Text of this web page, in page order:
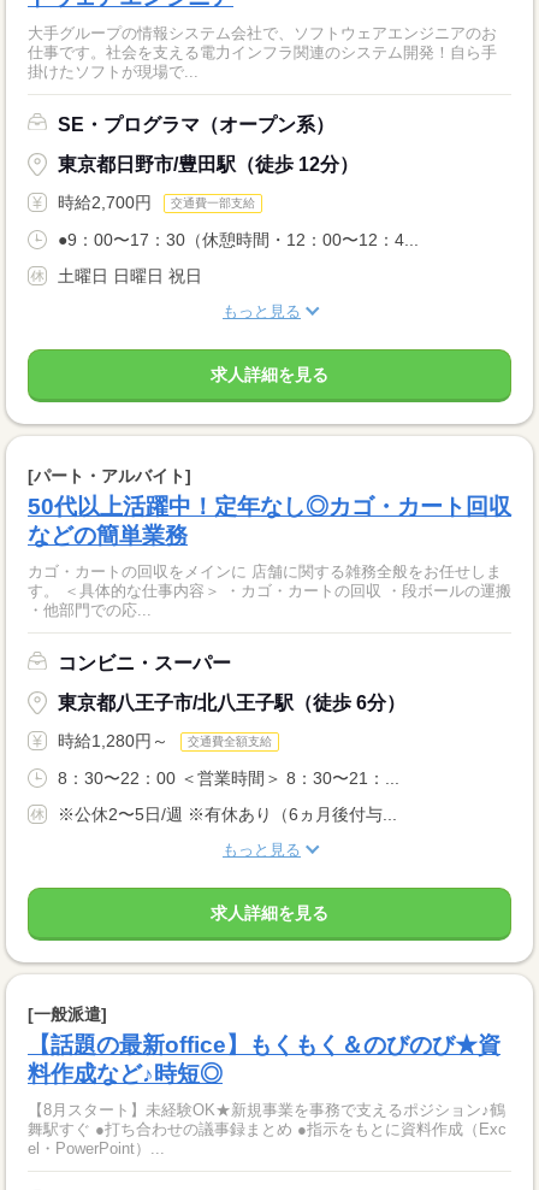
大手グループの情報システム会社で、ソフトウェアエンジニアのお
仕事です。社会を支える電力インフラ関連のシステム開発！自ら手
掛けたソフトが現場で...
SE・プログラマ（オープン系）
東京都日野市/豊田駅（徒歩 12分）
時給2,700円 交通費一部支給
●9：00〜17：30（休憩時間・12：00〜12：4...
土曜日 日曜日 祝日
もっと見る
求人詳細を見る
[パート・アルバイト]
50代以上活躍中！定年なし◎カゴ・カート回収
などの簡単業務
カゴ・カートの回収をメインに 店舗に関する雑務全般をお任せしま
す。 ＜具体的な仕事内容＞ ・カゴ・カートの回収 ・段ボールの運搬
・他部門での応...
コンビニ・スーパー
東京都八王子市/北八王子駅（徒歩 6分）
時給1,280円～ 交通費全額支給
8：30〜22：00 ＜営業時間＞ 8：30〜21：...
※公休2〜5日/週 ※有休あり（6ヵ月後付与...
もっと見る
求人詳細を見る
[一般派遣]
【話題の最新office】もくもく＆のびのび★資
料作成など♪時短◎
【8月スタート】未経験OK★新規事業を事務で支えるポジション♪鶴
舞駅すぐ ●打ち合わせの議事録まとめ ●指示をもとに資料作成（Exc
el・PowerPoint）...